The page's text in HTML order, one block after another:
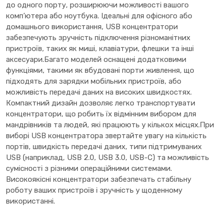
до одного порту, розширюючи можливості вашого
комп’ютера або ноутбука. Ідеальні для офісного або
домашнього використання, USB концентратори
забезпечують зручність підключення різноманітних
пристроїв, таких як миші, клавіатури, флешки та інші
аксесуари.Багато моделей оснащені додатковими
функціями, такими як вбудовані порти живлення, що
підходять для зарядки мобільних пристроїв, або
можливість передачі даних на високих швидкостях.
Компактний дизайн дозволяє легко транспортувати
концентратори, що робить їх відмінним вибором для
мандрівників та людей, які працюють у кількох місцях.При
виборі USB концентратора звертайте увагу на кількість
портів, швидкість передачі даних, типи підтримуваних
USB (наприклад, USB 2.0, USB 3.0, USB-C) та можливість
сумісності з різними операційними системами.
Високоякісні концентратори забезпечать стабільну
роботу ваших пристроїв і зручність у щоденному
використанні.